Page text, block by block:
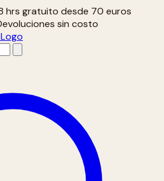
hrs gratuito desde 70 euros
sin costo